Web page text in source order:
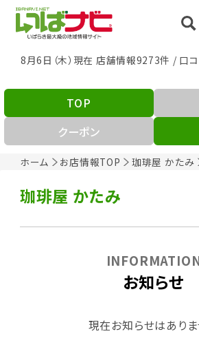
8月6日（木）現在 店舗情報9273件 / 口
ホーム お店情報TOP 珈琲屋 かたみ
TOP
クーポン
珈琲屋 かたみ
お知らせ
現在お知らせはあり